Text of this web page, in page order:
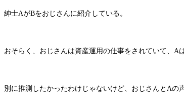
紳士AがBをおじさんに紹介している。
おそらく、おじさんは資産運用の仕事をされていて、A
別に推測したかったわけじゃないけど、おじさんとAの